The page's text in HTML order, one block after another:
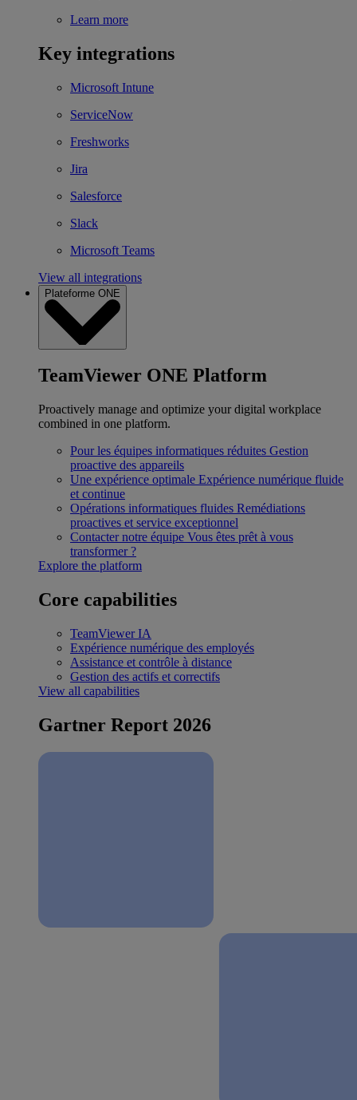
Learn more
Key integrations
Microsoft Intune
ServiceNow
Freshworks
Jira
Salesforce
Slack
Microsoft Teams
View all integrations
Plateforme ONE
TeamViewer ONE Platform
Proactively manage and optimize your digital workplace
combined in one platform.
Pour les équipes informatiques réduites Gestion
proactive des appareils
Une expérience optimale Expérience numérique fluide
et continue
Opérations informatiques fluides Remédiations
proactives et service exceptionnel
Contacter notre équipe Vous êtes prêt à vous
transformer ?
Explore the platform
Core capabilities
TeamViewer IA
Expérience numérique des employés
Assistance et contrôle à distance
Gestion des actifs et correctifs
View all capabilities
Gartner Report 2026